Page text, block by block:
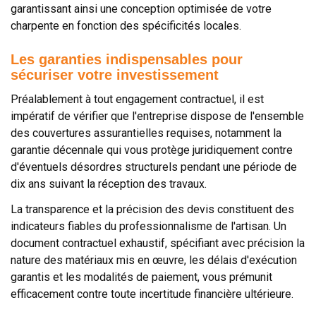
garantissant ainsi une conception optimisée de votre
charpente en fonction des spécificités locales.
Les garanties indispensables pour
sécuriser votre investissement
Préalablement à tout engagement contractuel, il est
impératif de vérifier que l'entreprise dispose de l'ensemble
des couvertures assurantielles requises, notamment la
garantie décennale qui vous protège juridiquement contre
d'éventuels désordres structurels pendant une période de
dix ans suivant la réception des travaux.
La transparence et la précision des devis constituent des
indicateurs fiables du professionnalisme de l'artisan. Un
document contractuel exhaustif, spécifiant avec précision la
nature des matériaux mis en œuvre, les délais d'exécution
garantis et les modalités de paiement, vous prémunit
efficacement contre toute incertitude financière ultérieure.